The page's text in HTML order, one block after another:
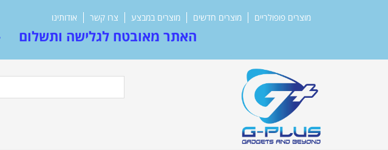
מוצרים פופולריים מוצרים חדשים מוצרים במבצע צרו קשר אודותינו
האתר מאובטח לגלישה ותשלום